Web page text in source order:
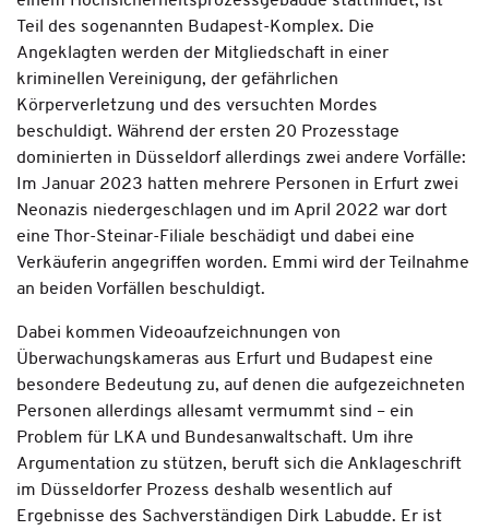
Teil des sogenannten Budapest-Komplex. Die
Angeklagten werden der Mitgliedschaft in einer
kriminellen Vereinigung, der gefährlichen
Körperverletzung und des versuchten Mordes
beschuldigt. Während der ersten 20 Prozesstage
dominierten in Düsseldorf allerdings zwei andere Vorfälle:
Im Januar 2023 hatten mehrere Personen in Erfurt zwei
Neonazis niedergeschlagen und im April 2022 war dort
eine Thor-Steinar-Filiale beschädigt und dabei eine
Verkäuferin angegriffen worden. Emmi wird der Teilnahme
an beiden Vorfällen beschuldigt.
Dabei kommen Videoaufzeichnungen von
Überwachungskameras aus Erfurt und Budapest eine
besondere Bedeutung zu, auf denen die aufgezeichneten
Personen allerdings allesamt vermummt sind – ein
Problem für LKA und Bundesanwaltschaft. Um ihre
Argumentation zu stützen, beruft sich die Anklageschrift
im Düsseldorfer Prozess deshalb wesentlich auf
Ergebnisse des Sachverständigen Dirk Labudde. Er ist